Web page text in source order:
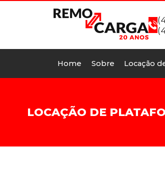
Home Sobre Locação
LOCAÇÃO DE